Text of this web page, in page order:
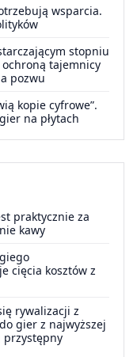
wsparcia.
stopniu
tajemnicy
pozwu
kopie cyfrowe”.
na płytach
praktycznie za
kawy
cięcia kosztów z
rywalizacji z
gier z najwyższej
przystępny